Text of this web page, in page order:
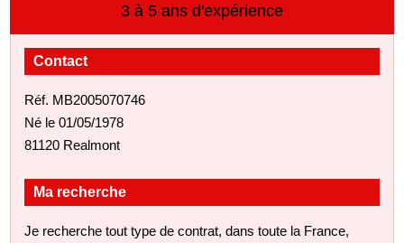
3 à 5 ans d'expérience
Contact
Réf. MB2005070746
Né le 01/05/1978
81120 Realmont
Ma recherche
Je recherche tout type de contrat, dans toute la France,